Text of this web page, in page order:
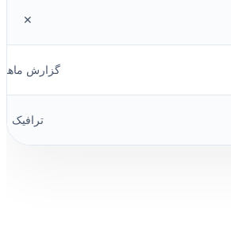
✕
گزارش
ترافیک